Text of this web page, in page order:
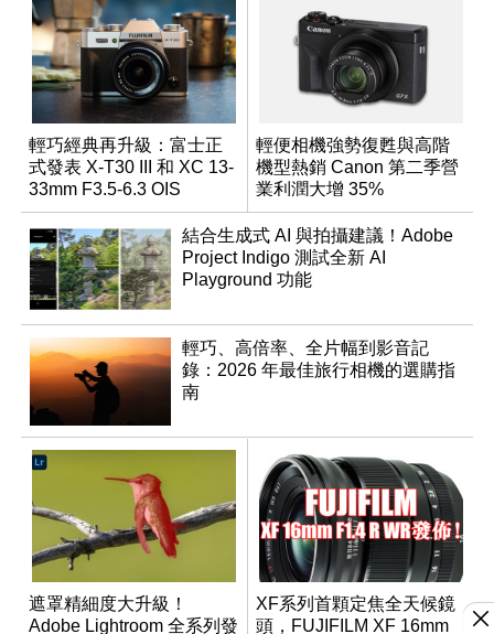
輕巧經典再升級：富士正
式發表 X-T30 III 和 XC 13-
33mm F3.5-6.3 OIS
輕便相機強勢復甦與高階
機型熱銷 Canon 第二季營
業利潤大增 35%
結合生成式 AI 與拍攝建議！Adobe
Project Indigo 測試全新 AI
Playground 功能
輕巧、高倍率、全片幅到影音記
錄：2026 年最佳旅行相機的選購指
南
遮罩精細度大升級！
Adobe Lightroom 全系列發
XF系列首顆定焦全天候鏡
頭，FUJIFILM XF 16mm